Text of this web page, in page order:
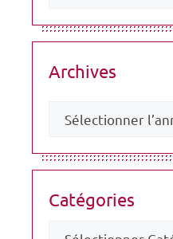
Archives
Catégories